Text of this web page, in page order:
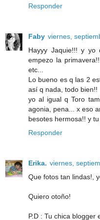
Responder
Faby viernes,
Hayyy Jaquie!!! y
empezo la
etc...
Lo bueno es q las 2
así q nada, todo bien!!
yo al igual q Toro
agonia, pena... x eso
besotes hermosa!! y
Responder
Erika. viernes,
Que fotos tan lindas!,
Quiero otoño!
P.D : Tu chica blogger